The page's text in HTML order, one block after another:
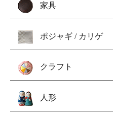
家具
ポジャギ / カリゲ
クラフト
人形